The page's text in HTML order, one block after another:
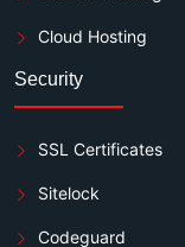
Cloud Hosting
Security
SSL Certificates
Sitelock
Codeguard